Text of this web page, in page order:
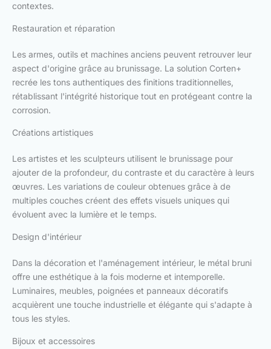
contextes.
Restauration et réparation
Les armes, outils et machines anciens peuvent retrouver leur
aspect d'origine grâce au brunissage. La solution Corten+
recrée les tons authentiques des finitions traditionnelles,
rétablissant l'intégrité historique tout en protégeant contre la
corrosion.
Créations artistiques
Les artistes et les sculpteurs utilisent le brunissage pour
ajouter de la profondeur, du contraste et du caractère à leurs
œuvres. Les variations de couleur obtenues grâce à de
multiples couches créent des effets visuels uniques qui
évoluent avec la lumière et le temps.
Design d'intérieur
Dans la décoration et l'aménagement intérieur, le métal bruni
offre une esthétique à la fois moderne et intemporelle.
Luminaires, meubles, poignées et panneaux décoratifs
acquièrent une touche industrielle et élégante qui s'adapte à
tous les styles.
Bijoux et accessoires